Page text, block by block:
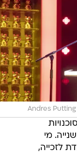
Andres Putting
מי
לזכייה,